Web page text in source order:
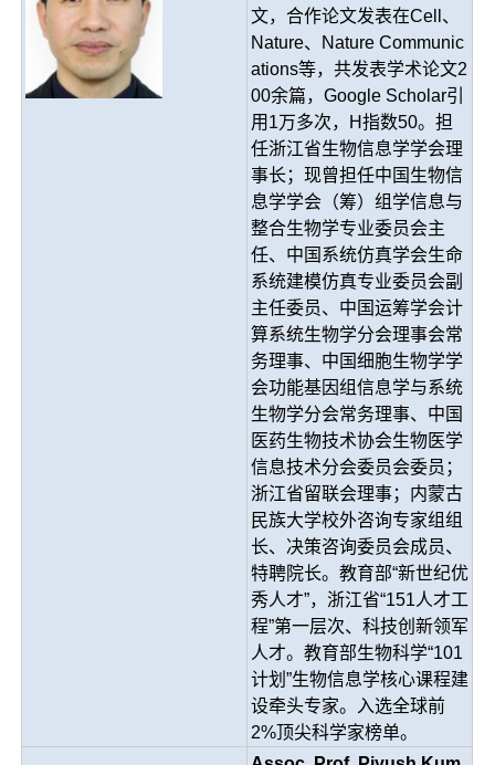
文，合作论文发表在Cell、
Nature、Nature Communic
ations等，共发表学术论文2
00余篇，Google Scholar引
用1万多次，H指数50。担
任浙江省生物信息学学会理
事长；现曾担任中国生物信
息学学会（筹）组学信息与
整合生物学专业委员会主
任、中国系统仿真学会生命
系统建模仿真专业委员会副
主任委员、中国运筹学会计
算系统生物学分会理事会常
务理事、中国细胞生物学学
会功能基因组信息学与系统
生物学分会常务理事、中国
医药生物技术协会生物医学
信息技术分会委员会委员；
浙江省留联会理事；内蒙古
民族大学校外咨询专家组组
长、决策咨询委员会成员、
特聘院长。教育部“新世纪优
秀人才”，浙江省“151人才工
程”第一层次、科技创新领军
人才。教育部生物科学“101
计划”生物信息学核心课程建
设牵头专家。入选全球前
2%顶尖科学家榜单。